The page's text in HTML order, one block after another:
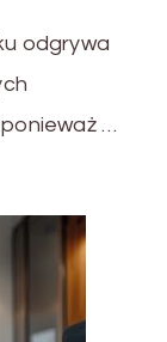
odgrywa
…